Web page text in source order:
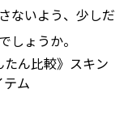
ないよう、少しだ
しょうか。